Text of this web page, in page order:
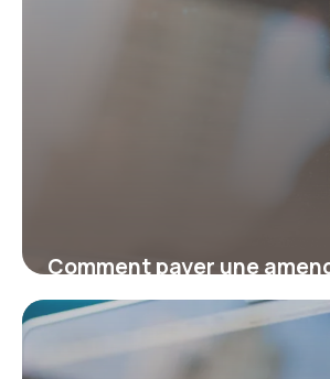
Comment payer une
on payer en plusieurs fois)